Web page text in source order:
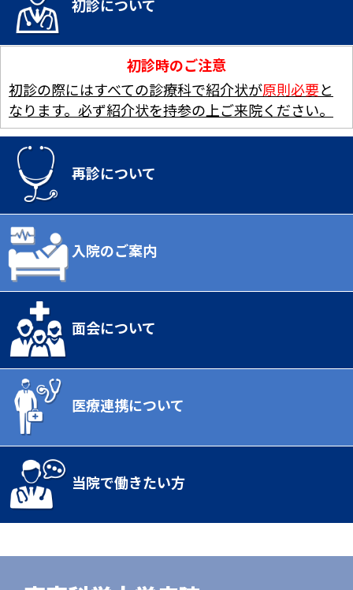
初診について
初診時のご注意
初診の際にはすべての診療科で紹介状が原則必要と
なります。必ず紹介状を持参の上ご来院ください。
再診について
入院のご案内
面会について
医療連携について
当院で働きたい方